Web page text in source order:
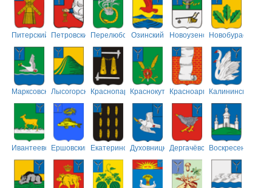
Питерский ПетровскийПерелюбскийОзинский НовоузенскийНовобурасский
МарксовскийЛысогорскийКраснопартизанский
КраснокутскийКрасноармейский
Калининский
ИвантеевскийЕршовский ЕкатериновскийДуховницкийДергачёвскийВоскресенский